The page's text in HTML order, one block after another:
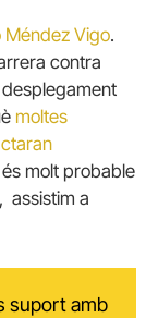
Méndez Vigo.
contra
moltes
és molt probable
assistim a
suport amb